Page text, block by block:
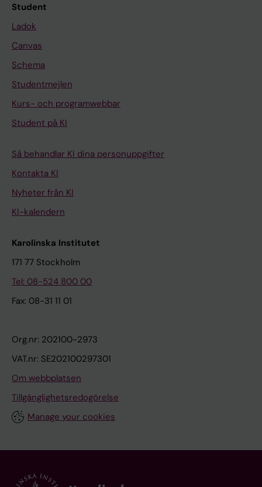
Student
Ladok
Canvas
Schema
Studentmejlen
Kurs- och programwebbar
Student på KI
Så behandlar KI dina personuppgifter
Kontakta KI
Nyheter från KI
KI-kalendern
Karolinska Institutet
171 77 Stockholm
Tel: 08-524 800 00
Fax: 08-31 11 01
Org.nr: 202100-2973
VAT.nr: SE202100297301
Om webbplatsen
Tillgänglighetsredogörelse
Manage your cookies